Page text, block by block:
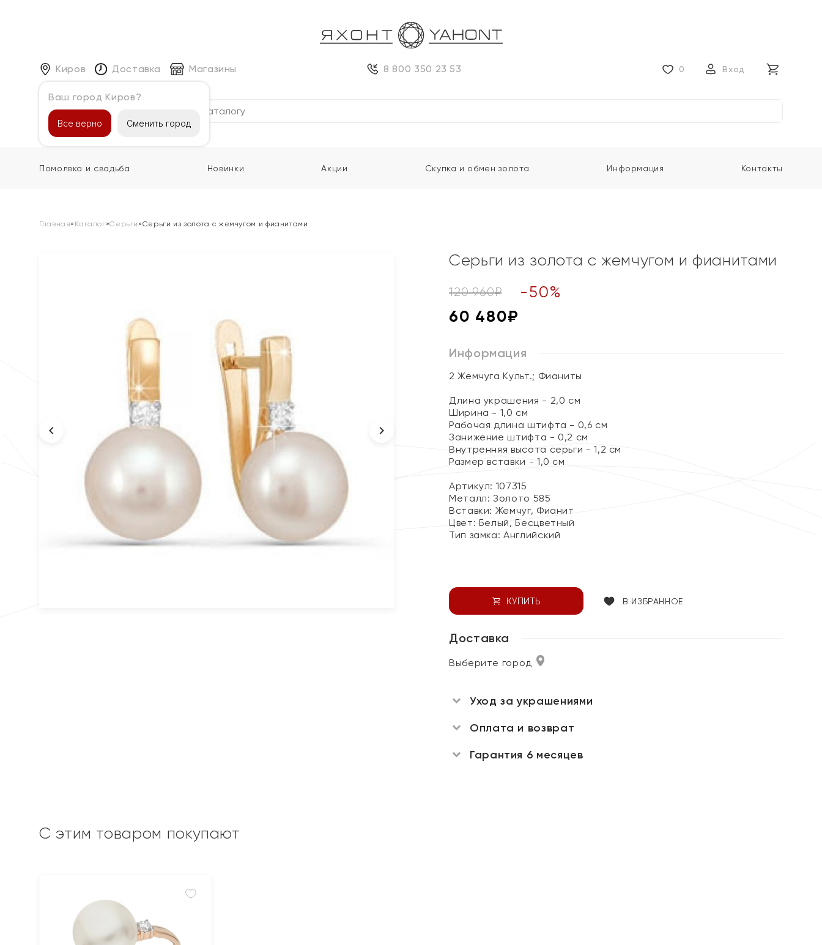
Киров
Ваш город Киров?
Все верно Сменить город
Доставка Магазины 8 800 350 23 53 0 Вход
Каталог
Помолвка и свадьба Новинки Акции Скупка и обмен золота Информация Контакты
Главная» Каталог»Серьги »Серьги из золота с жемчугом и фианитами
Серьги из золота с жемчугом и фианитами
120 960₽ -50%
60 480₽
Информация
2 Жемчуга Культ.; Фианиты
Длина украшения - 2,0 см
Ширина - 1,0 см
Рабочая длина штифта - 0,6 см
Занижение штифта - 0,2 см
Внутренняя высота серьги - 1,2 см
Размер вставки - 1,0 см
Артикул: 107315
Металл:Золото 585
Вставки: Жемчуг, Фианит
Цвет: Белый, Бесцветный
Тип замка:Английский
КУПИТЬ В ИЗБРАННОЕ
Доставка
Выберите город
Уход за украшениями
Оплата и возврат
Гарантия 6 месяцев
С этим товаром покупают